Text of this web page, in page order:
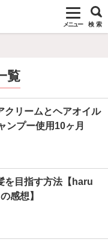
メニュー 検 索
覧
クリームとヘアオイル
ンプー使用10ヶ月
を目指す方法【haru
感想】